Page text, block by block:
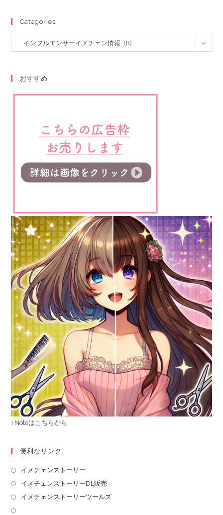
Categories
インフルエンサーイメチェン情報 (6)
おすすめ
↑Noteはこちらから
便利なリンク
イメチェンストーリー
イメチェンストーリーDL販売
イメチェンストーリーツールズ